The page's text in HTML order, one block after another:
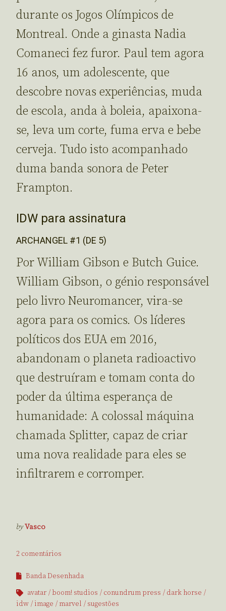
durante os Jogos Olímpicos de
Montreal. Onde a ginasta Nadia
Comaneci fez furor. Paul tem agora
16 anos, um adolescente, que
descobre novas experiências, muda
de escola, anda à boleia, apaixona-
se, leva um corte, fuma erva e bebe
cerveja. Tudo isto acompanhado
duma banda sonora de Peter
Frampton.
IDW para assinatura
ARCHANGEL #1 (DE 5)
Por William Gibson e Butch Guice.
William Gibson, o génio responsável
pelo livro Neuromancer, vira-se
agora para os comics. Os líderes
políticos dos EUA em 2016,
abandonam o planeta radioactivo
que destruíram e tomam conta do
poder da última esperança de
humanidade: A colossal máquina
chamada Splitter, capaz de criar
uma nova realidade para eles se
infiltrarem e corromper.
byVasco
2 comentários
Banda Desenhada
avatar
boom! studios conundrum press
dark horse
idw
image marvel sugestões